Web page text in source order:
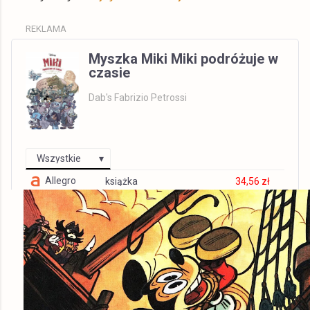
REKLAMA
Myszka Miki Miki podróżuje w
czasie
Dab's Fabrizio Petrossi
Wszystkie
Allegro
książka
34,56 zł
gildia.pl
książka
34,99 zł
Matras.pl
książka
36,27 zł
tantis.pl
książka
36,98 zł
Empik
książka
36,99 zł
swiatksiazki.pl książka
37,00 zł